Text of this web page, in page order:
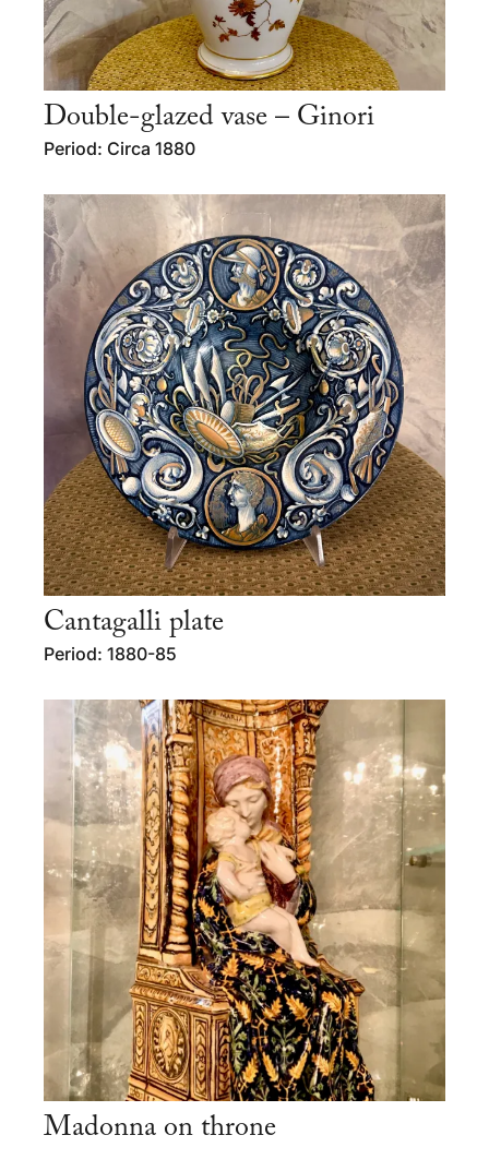
Double-glazed vase – Ginori
Period: Circa 1880
Cantagalli plate
Period: 1880-85
Madonna on throne